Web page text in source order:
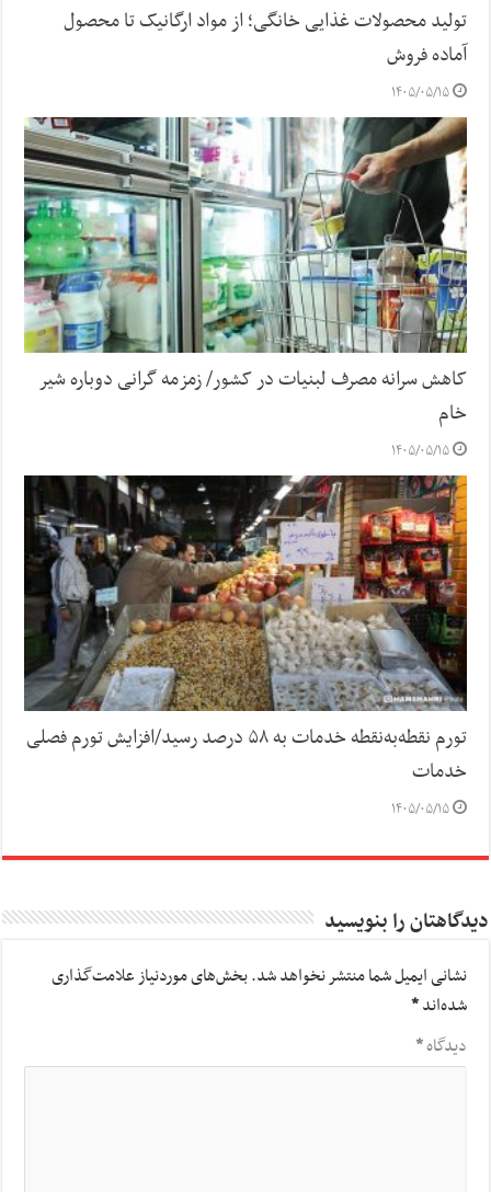
تولید محصولات غذایی خانگی؛ از مواد ارگانیک تا محصول
آماده فروش
۱۴۰۵/۰۵/۱۵
کاهش سرانه مصرف لبنیات در کشور/ زمزمه گرانی دوباره شیر
خام
۱۴۰۵/۰۵/۱۵
تورم نقطه‌به‌نقطه خدمات به ۵۸ درصد رسید/افزایش تورم فصلی
خدمات
۱۴۰۵/۰۵/۱۵
دیدگاهتان را بنویسید
نشانی ایمیل شما منتشر نخواهد شد.بخش‌های موردنیاز علامت‌گذاری
شده‌اند*
دیدگاه*